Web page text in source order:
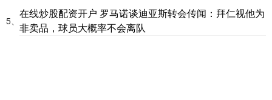
5、
在线炒股配资开户 罗马诺谈迪亚斯转会传闻：拜仁视他为
非卖品，球员大概率不会离队